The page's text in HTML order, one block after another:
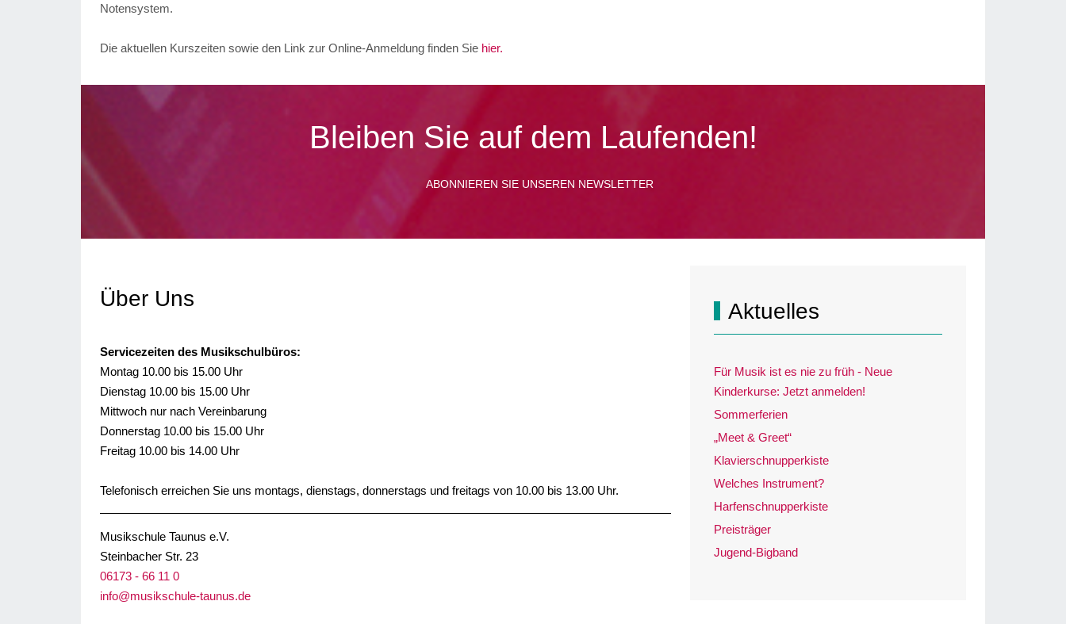
Notensystem.
Die aktuellen Kurszeiten sowie den Link zur Online-Anmeldung finden Sie hier.
Bleiben Sie auf dem Laufenden!
ABONNIEREN SIE UNSEREN NEWSLETTER
Über Uns
Servicezeiten des Musikschulbüros:
Montag 10.00 bis 15.00 Uhr
Dienstag 10.00 bis 15.00 Uhr
Mittwoch nur nach Vereinbarung
Donnerstag 10.00 bis 15.00 Uhr
Freitag 10.00 bis 14.00 Uhr
Telefonisch erreichen Sie uns montags, dienstags, donnerstags und freitags von 10.00 bis 13.00 Uhr.
Musikschule Taunus e.V.
Steinbacher Str. 23
06173 - 66 11 0
info@musikschule-taunus.de
Aktuelles
Für Musik ist es nie zu früh - Neue
Kinderkurse: Jetzt anmelden!
Sommerferien
„Meet & Greet“
Klavierschnupperkiste
Welches Instrument?
Harfenschnupperkiste
Preisträger
Jugend-Bigband